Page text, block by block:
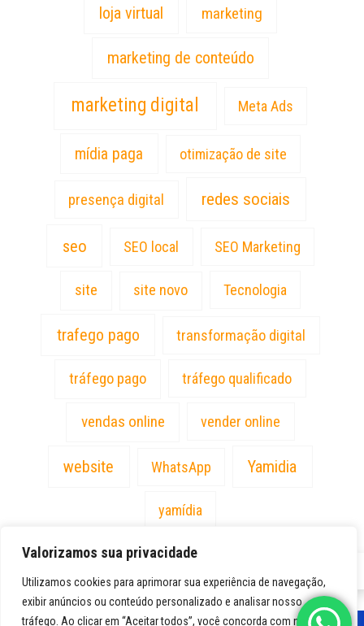
Valorizamos sua privacidade
Utilizamos cookies para aprimorar sua experiência de navegação,
exibir anúncios ou conteúdo personalizado e analisar nosso
tráfego. Ao clicar em “Aceitar todos”, você concorda com nosso
loja virtual marketing
marketing de conteúdo
marketing digital Meta Ads
mídia paga otimização de site
presença digital redes sociais
seo SEO local SEO Marketing
site site novo Tecnologia
trafego pago transformação digital
tráfego pago tráfego qualificado
vendas online vender online
website WhatsApp Yamidia
yamídia